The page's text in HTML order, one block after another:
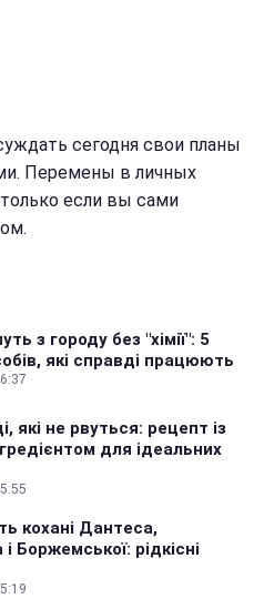
сегодня свои планы
Перемены в личных
если вы сами
з городу без "хімії": 5
які справді працюють
які не рвуться: рецепт із
для ідеальних
кохані Дантеса,
Боржемської: рідкісні